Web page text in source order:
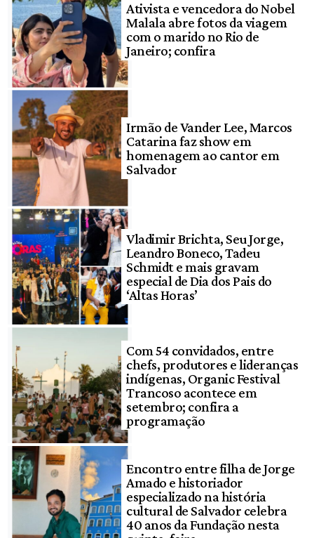
Ativista e vencedora do Nobel
Malala abre fotos da viagem
com o marido no Rio de
Janeiro; confira
Irmão de Vander Lee, Marcos
Catarina faz show em
homenagem ao cantor em
Salvador
Vladimir Brichta, Seu Jorge,
Leandro Boneco, Tadeu
Schmidt e mais gravam
especial de Dia dos Pais do
‘Altas Horas’
Com 54 convidados, entre
chefs, produtores e lideranças
indígenas, Organic Festival
Trancoso acontece em
setembro; confira a
programação
Encontro entre filha de Jorge
Amado e historiador
especializado na história
cultural de Salvador celebra
40 anos da Fundação nesta